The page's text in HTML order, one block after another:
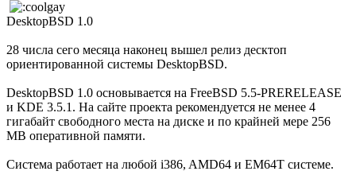
DesktopBSD 1.0
28 числа сего месяца наконец вышел релиз десктоп
ориентированной системы DesktopBSD.
DesktopBSD 1.0 основывается на FreeBSD 5.5-PRERELEASE
и KDE 3.5.1. На сайте проекта рекомендуется не менее 4
гигабайт свободного места на диске и по крайней мере 256
MB оперативной памяти.
Система работает на любой i386, AMD64 и EM64T системе.